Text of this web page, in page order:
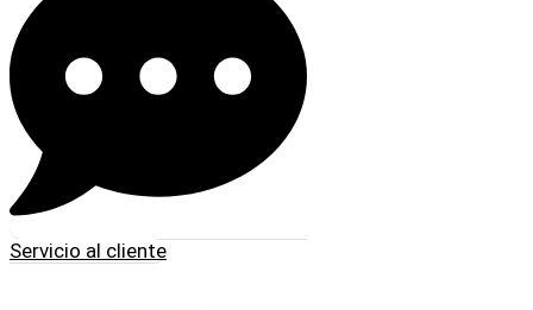
Servicio al cliente